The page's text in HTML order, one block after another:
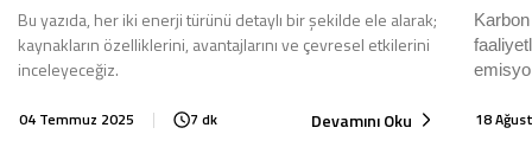
Bu yazıda, her iki enerji türünü detaylı bir şekilde ele alarak;
kaynakların özelliklerini, avantajlarını ve çevresel etkilerini
inceleyeceğiz.
04 Temmuz 2025 7 dk Devamını Oku 18